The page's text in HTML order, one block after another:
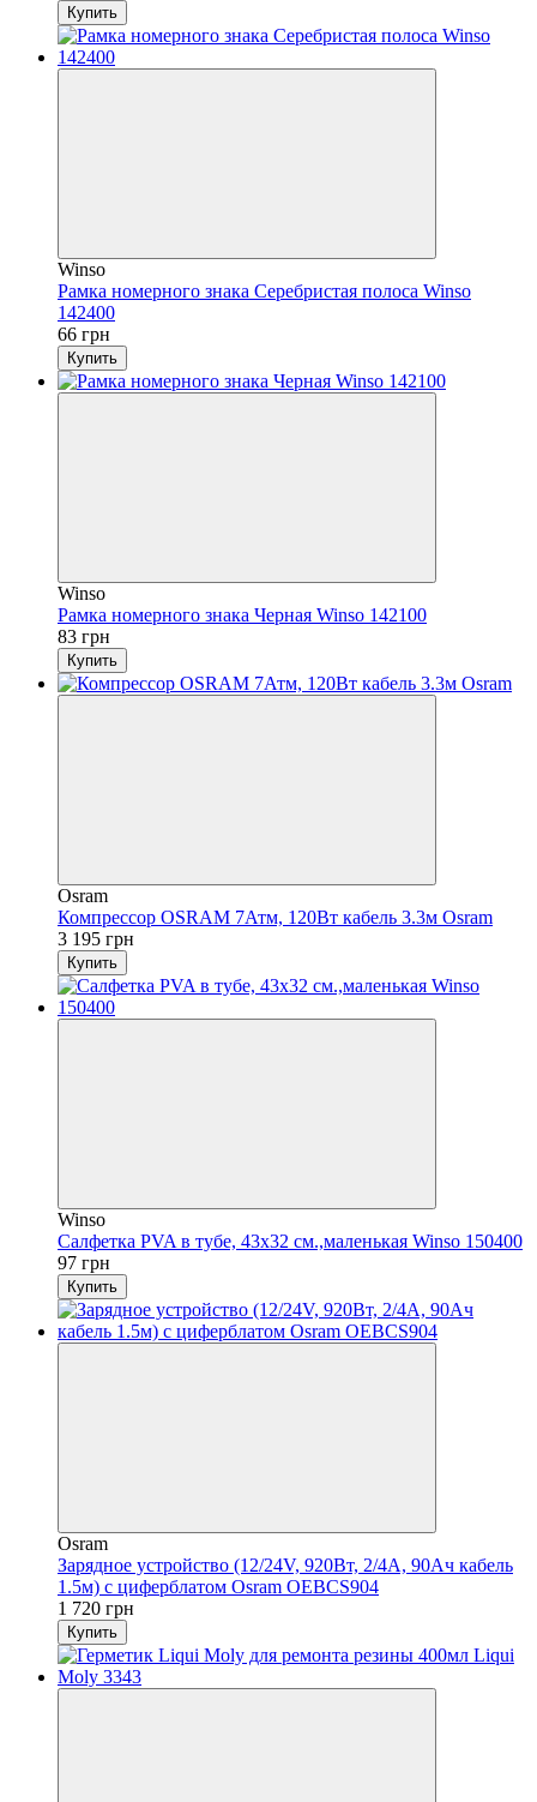
Купить
Winso
Рамка номерного знака Серебристая полоса Winso
142400
66 грн
Купить
Winso
Рамка номерного знака Черная Winso 142100
83 грн
Купить
Osram
Компрессор OSRAM 7Атм, 120Вт кабель 3.3м Osram
3 195 грн
Купить
Winso
Салфетка PVA в тубе, 43x32 см.,маленькая Winso 150400
97 грн
Купить
Osram
Зарядное устройство (12/24V, 920Вт, 2/4А, 90Ач кабель
1.5м) с циферблатом Osram OEBCS904
1 720 грн
Купить